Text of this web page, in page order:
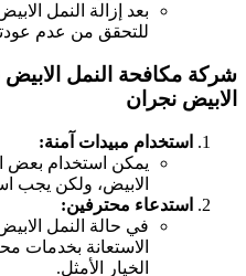
بعد إزالة النمل
للتحقق من عدم
مكافحة النمل الابيض
نجران
استخدام مبيدات آمنة:
يمكن استخدام بعض
الابيض، ولكن يجب
استدعاء محترفين:
في حالة النمل
الاستعانة بخدمات
الخيار الأمثل.